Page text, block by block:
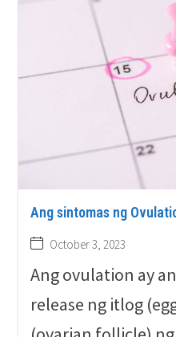
Ang sintomas ng
October 3, 2023
Ang ovulation ay
release ng itlog